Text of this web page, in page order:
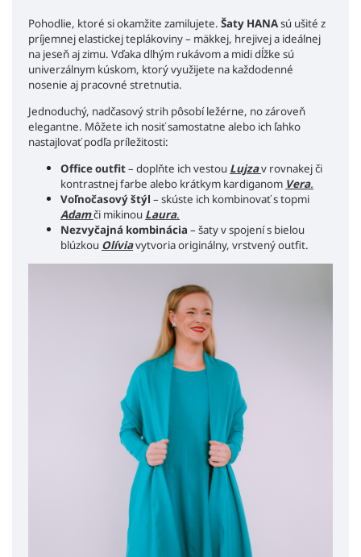
Pohodlie, ktoré si okamžite zamilujete. Šaty HANAsú ušité z
príjemnej elastickej teplákoviny – mäkkej, hrejivej a ideálnej
na jeseň aj zimu. Vďaka dlhým rukávom a midi dĺžke sú
univerzálnym kúskom, ktorý využijete na každodenné
nosenie aj pracovné stretnutia.
Jednoduchý, nadčasový strih pôsobí ležérne, no zároveň
elegantne. Môžete ich nosiť samostatne alebo ich ľahko
nastajlovať podľa príležitosti:
Office outfit– doplňte ich vestou Lujzav rovnakej či
kontrastnej farbe alebo krátkym kardiganom Vera.
Voľnočasový štýl – skúste ich kombinovať s topmi
Adamči mikinou Laura.
Nezvyčajná kombinácia – šaty v spojení s bielou
blúzkou Olíviavytvoria originálny, vrstvený outfit.